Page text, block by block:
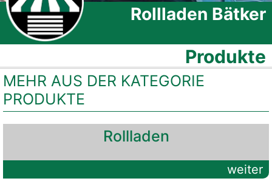
Rollladen Bätker
Produkte
MEHR AUS DER KATEGORIE
PRODUKTE
Rollladen
weiter